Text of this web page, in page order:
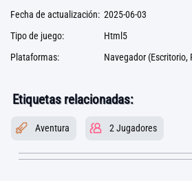
Fecha de actualización: 2025-06-03
Tipo de juego:
Html5
Plataformas:
Navegador (Escritorio,
Etiquetas relacionadas:
Aventura 2 Jugadores